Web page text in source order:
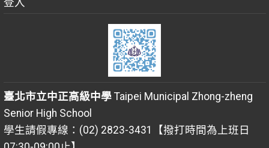
登入
臺北市立中正高級中學Taipei Municipal Zhong-zheng
Senior High School
學生請假專線：(02) 2823-3431【撥打時間為上班日